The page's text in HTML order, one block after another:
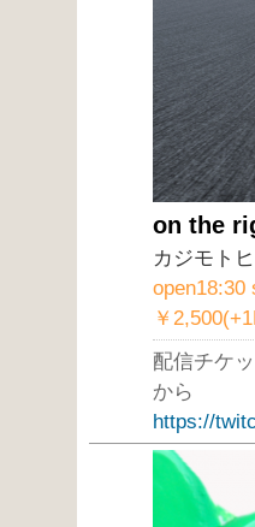
on the
カジモト
open18:30
￥
配信チケ
から
https://